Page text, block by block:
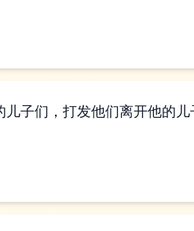
子们，打发他们离开他的